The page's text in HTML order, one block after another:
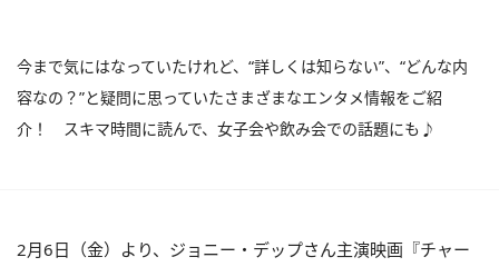
今まで気にはなっていたけれど、“詳しくは知らない”、“どんな内
容なの？”と疑問に思っていたさまざまなエンタメ情報をご紹
介！ スキマ時間に読んで、女子会や飲み会での話題にも♪
2月6日（金）より、ジョニー・デップさん主演映画『チャー